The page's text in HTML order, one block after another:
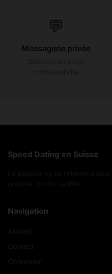
💬
Messagerie privée
Speed Dating en Suisse
Navigation